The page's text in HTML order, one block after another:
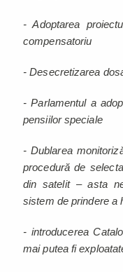
- Adoptarea
compensatoriu
- Desecretizarea
- Parlamentul a
pensiilor speciale
- Dublarea
procedură de
din satelit – asta
sistem de prindere a
- introducerea
mai putea fi